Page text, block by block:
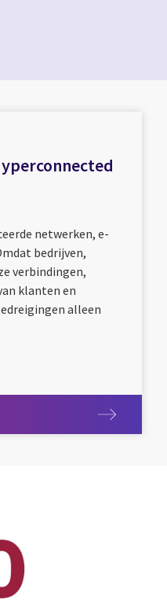
netwerken, e-
bedrijven,
verbindingen,
klanten en
alleen